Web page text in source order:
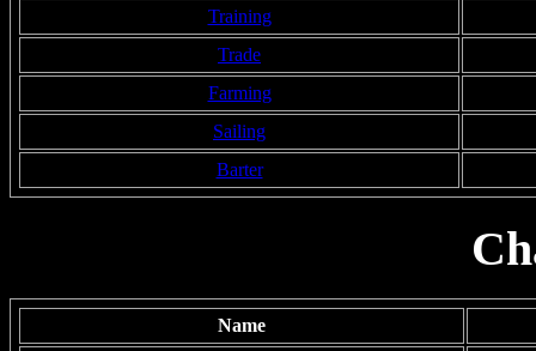
Training
Trade
Farming
Sailing
Barter
Name